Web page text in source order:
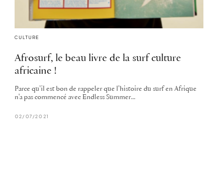
CULTURE
Afrosurf, le beau livre de la surf culture
africaine !
Parce qu'il est bon de rappeler que l'histoire du surf en Afrique
n'a pas commencé avec Endless Summer...
02/07/2021